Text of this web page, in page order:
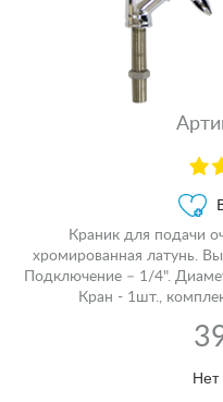
Краник для подачи
хромированная латунь.
Подключение – 1/4".
Кран - 1шт.,
Нет